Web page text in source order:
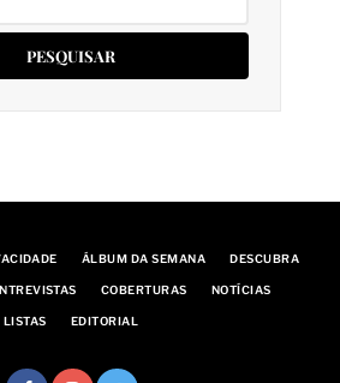
ÁLBUM DA SEMANA DESCUBRA
COBERTURAS NOTÍCIAS
LISTAS EDITORIAL